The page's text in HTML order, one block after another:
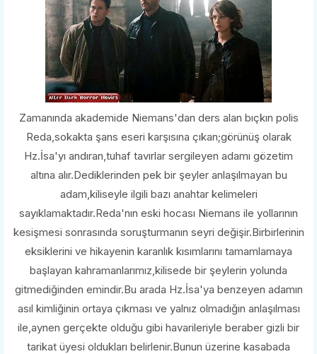
Zamanında akademide Niemans'dan ders alan bıçkın polis
Reda,sokakta şans eseri karşısına çıkan;görünüş olarak
Hz.İsa'yı andıran,tuhaf tavırlar sergileyen adamı gözetim
altına alır.Dediklerinden pek bir şeyler anlaşılmayan bu
adam,kiliseyle ilgili bazı anahtar kelimeleri
sayıklamaktadır.Reda'nın eski hocası Niemans ile yollarının
kesişmesi sonrasında soruşturmanın seyri değişir.Birbirlerinin
eksiklerini ve hikayenin karanlık kısımlarını tamamlamaya
başlayan kahramanlarımız,kilisede bir şeylerin yolunda
gitmediğinden emindir.Bu arada Hz.İsa'ya benzeyen adamın
asıl kimliğinin ortaya çıkması ve yalnız olmadığın anlaşılması
ile,aynen gerçekte olduğu gibi havarileriyle beraber gizli bir
tarikat üyesi oldukları belirlenir.Bunun üzerine kasabada